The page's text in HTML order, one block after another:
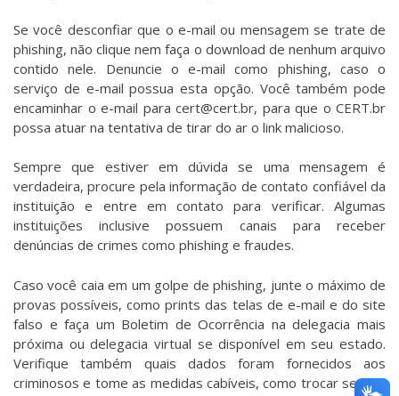
Se você desconfiar que o e-mail ou mensagem se trate de
phishing, não clique nem faça o download de nenhum arquivo
contido nele. Denuncie o e-mail como phishing, caso o
serviço de e-mail possua esta opção. Você também pode
encaminhar o e-mail para cert@cert.br, para que o CERT.br
possa atuar na tentativa de tirar do ar o link malicioso.
Sempre que estiver em dúvida se uma mensagem é
verdadeira, procure pela informação de contato confiável da
instituição e entre em contato para verificar. Algumas
instituições inclusive possuem canais para receber
denúncias de crimes como phishing e fraudes.
Caso você caia em um golpe de phishing, junte o máximo de
provas possíveis, como prints das telas de e-mail e do site
falso e faça um Boletim de Ocorrência na delegacia mais
próxima ou delegacia virtual se disponível em seu estado.
Verifique também quais dados foram fornecidos aos
criminosos e tome as medidas cabíveis, como trocar senhas